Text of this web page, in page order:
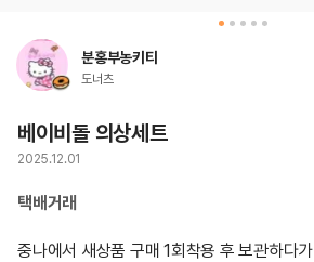
분홍부농키티
도너츠
베이비돌 의상세트
2025.12.01
택배거래
중나에서 새상품 구매 1회착용 후 보관하다가